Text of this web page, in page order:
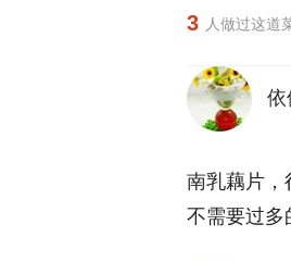
3 人做过这道
依
南乳藕片，
不需要过多